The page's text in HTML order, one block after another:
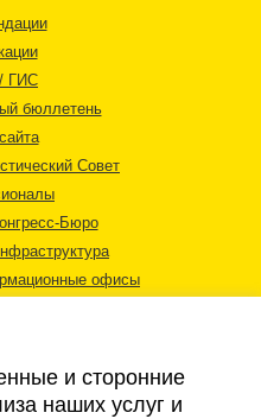
ГИС
бюллетень
Совет
Бюро
офисы
и сторонние
наших услуг и